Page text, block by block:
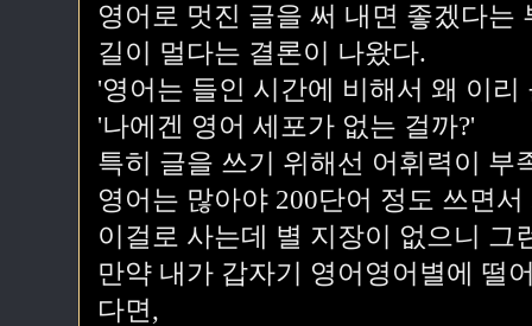
영어로 멋진 글을 써 내면 좋겠다는
길이 멀다는 결론이 나왔다.
'영어는 들인 시간에 비해서 왜 이리
'나에겐 영어 세포가 없는 걸까?'
특히 글을 쓰기 위해선 어휘력이 부
영어는 많아야 200단어 정도 쓰면
이걸로 사는데 별 지장이 없으니 그
만약 내가 갑자기 영어영어별에 떨
다면,